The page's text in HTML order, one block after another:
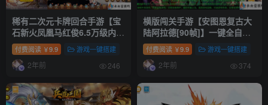
稀有二次元卡牌回合手游【宝
石新火凤凰马红俊6.5万级内购
版】一键全自动搭建脚本
+Linux手工服务端+多区跨服
+自定义英雄+自定义符文+GM
+视频教程
付费阅读 ￥9.9 游戏一键搭建
2年前 246
横版闯关手游【安图恩复古大
陆阿拉德[90帧]】一键全自动
搭建脚本+Linux手工服务端
+客户端源码+WEB管理后台
+GM授权后台+安卓苹果双端
付费阅读 ￥9.9 游戏一键搭建
2年前 374